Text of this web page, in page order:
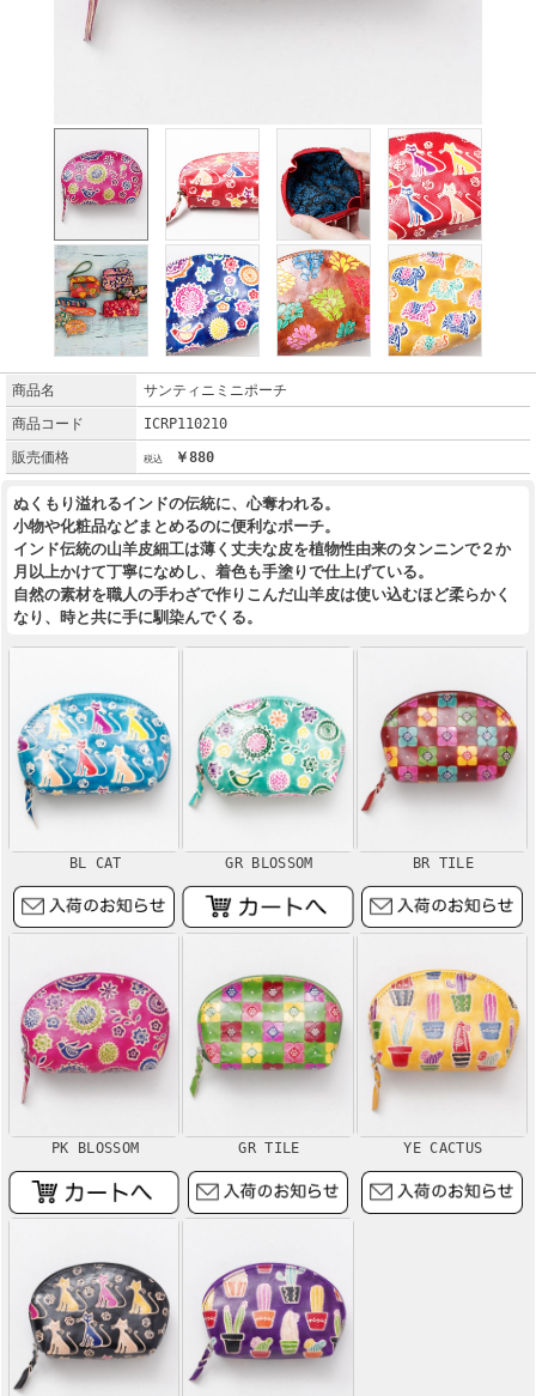
商品名
サンティニミニポーチ
商品コード
ICRP110210
販売価格
￥880
ぬくもり溢れるインドの伝統に、心奪われる。
小物や化粧品などまとめるのに便利なポーチ。
インド伝統の山羊皮細工は薄く丈夫な皮を植物性由来のタンニンで２か
月以上かけて丁寧になめし、着色も手塗りで仕上げている。
自然の素材を職人の手わざで作りこんだ山羊皮は使い込むほど柔らかく
なり、時と共に手に馴染んでくる。
BL CAT GR BLOSSOM BR TILE
PK BLOSSOM GR TILE YE CACTUS